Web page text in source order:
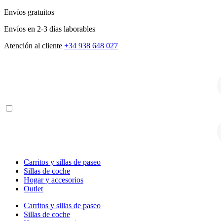
Envíos gratuitos
Envíos en 2-3 días laborables
Atención al cliente +34 938 648 027
Carritos y sillas de paseo
Sillas de coche
Hogar y accesorios
Outlet
Carritos y sillas de paseo
Sillas de coche